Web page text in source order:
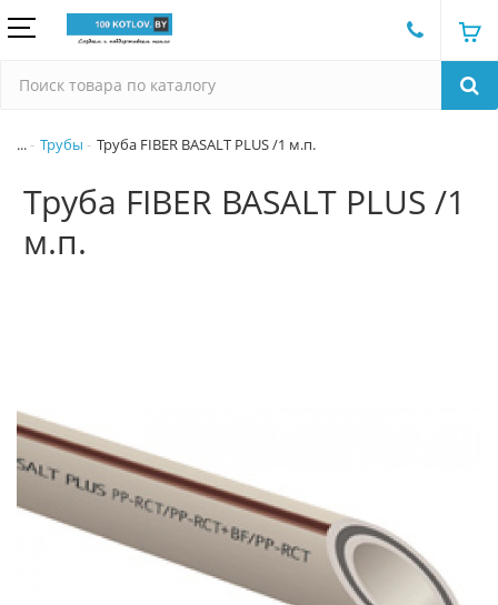
... Трубы Труба FIBER BASALT PLUS /1 м.п.
Труба FIBER BASALT PLUS /1
м.п.